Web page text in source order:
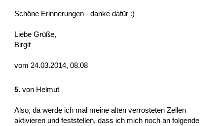
Schöne Erinnerungen - danke dafür :)
Liebe Grüße,
Birgit
vom 24.03.2014, 08.08
5. von Helmut
Also, da werde ich mal meine alten verrosteten Zellen
aktivieren und feststellen, dass ich mich noch an folgende